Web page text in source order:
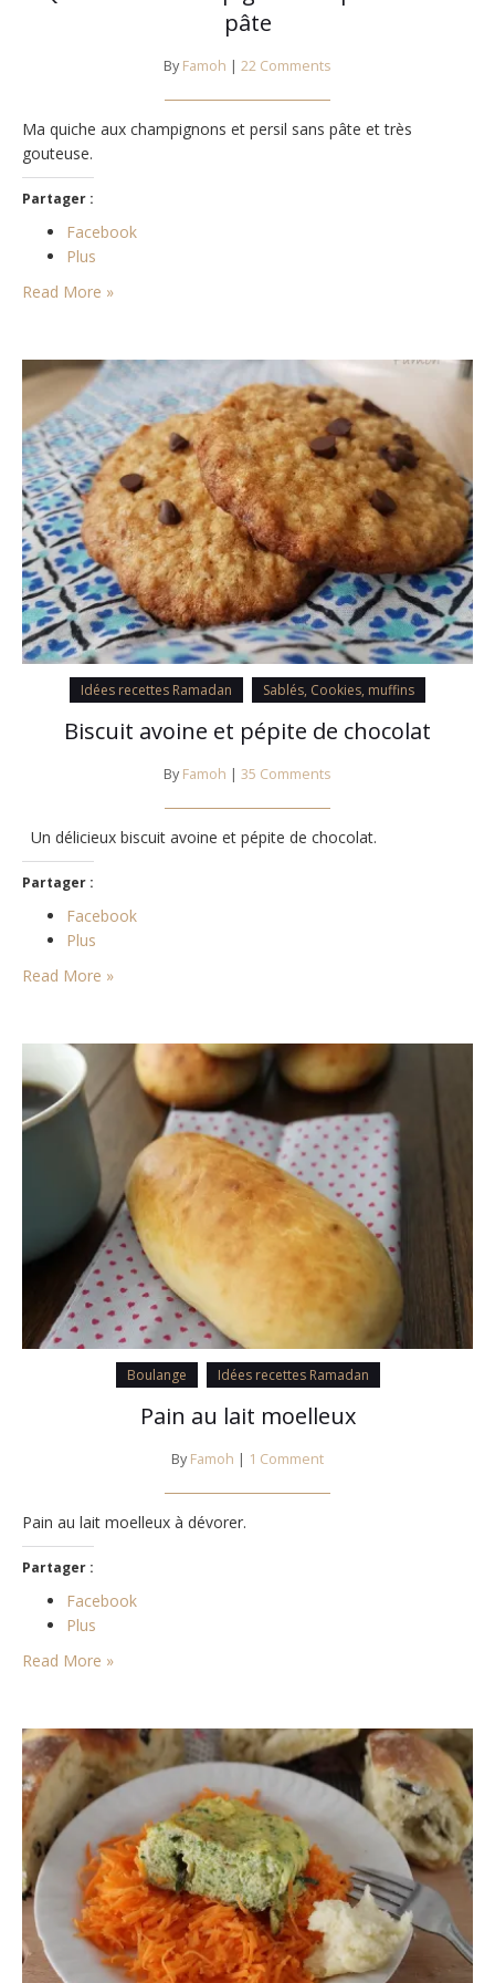
pâte
By Famoh | 22 Comments
Ma quiche aux champignons et persil sans pâte et très
gouteuse.
Partager :
Facebook
Plus
Read More »
Idées recettes Ramadan Sablés, Cookies, muffins
Biscuit avoine et pépite de chocolat
By Famoh | 35 Comments
Un délicieux biscuit avoine et pépite de chocolat.
Partager :
Facebook
Plus
Read More »
Boulange Idées recettes Ramadan
Pain au lait moelleux
By Famoh | 1 Comment
Pain au lait moelleux à dévorer.
Partager :
Facebook
Plus
Read More »